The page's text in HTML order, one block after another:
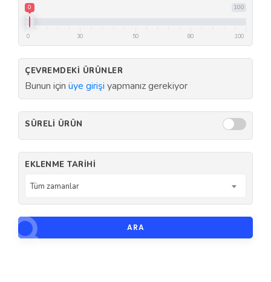
100
0
0 30 50 80 100
ÇEVREMDEKI ÜRÜNLER
Bunun için üye girişi yapmanız gerekiyor
SÜRELI ÜRÜN
EKLENME TARIHI
Tüm zamanlar
ARA